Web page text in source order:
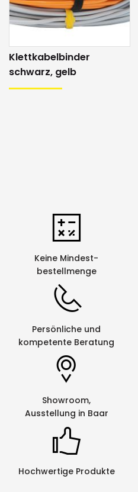
Klettkabelbinder
schwarz, gelb
Keine Mindest-
bestellmenge
Persönliche und
kompetente Beratung
Showroom,
Ausstellung in Baar
Hochwertige Produkte